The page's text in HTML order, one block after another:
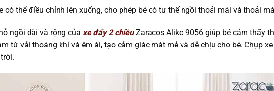
có thể điều chỉnh lên xuống, cho phép bé có tư thế ngồi thoải mái và thoải
ngồi dài và rộng của xe đẩy 2 chiềuZaracos Aliko 9056 giúp bé cảm thấy
từ vải thoáng khí và êm ái, tạo cảm giác mát mẻ và dễ chịu cho bé. Chụp